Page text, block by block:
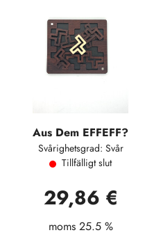
Aus Dem EFFEFF?
Svårighetsgrad: Svår
Tillfälligt slut
29,86 €
moms 25.5 %